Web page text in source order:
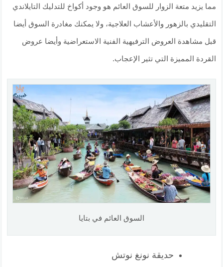
مما يزيد متعة الزوار للسوق العائم هو وجود أكواخ للتدليك التايلاندي
التقليدي بالزهور والأعشاب العلاجية، ولا يمكنك مغادرة السوق أيضا
قبل مشاهدة العروض الترفيهية الفنية الاستعراضية وأيضا عروض
القردة المميزة التي تثير الإعجاب.
السوق العائم في بتايا
حديقة نونغ نوتش